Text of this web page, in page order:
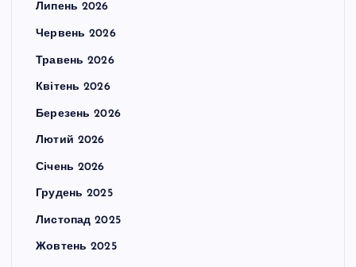
Липень 2026
Червень 2026
Травень 2026
Квітень 2026
Березень 2026
Лютий 2026
Січень 2026
Грудень 2025
Листопад 2025
Жовтень 2025